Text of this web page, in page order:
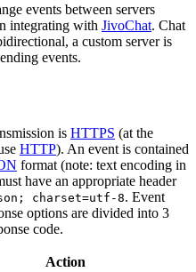
events between servers
integrating with JivoChat. Chat
a custom server is
events.
is HTTPS (at the
HTTP). An event is contained
format (note: text encoding in
have an appropriate header
charset=utf-8. Event
options are divided into 3
code.
Action